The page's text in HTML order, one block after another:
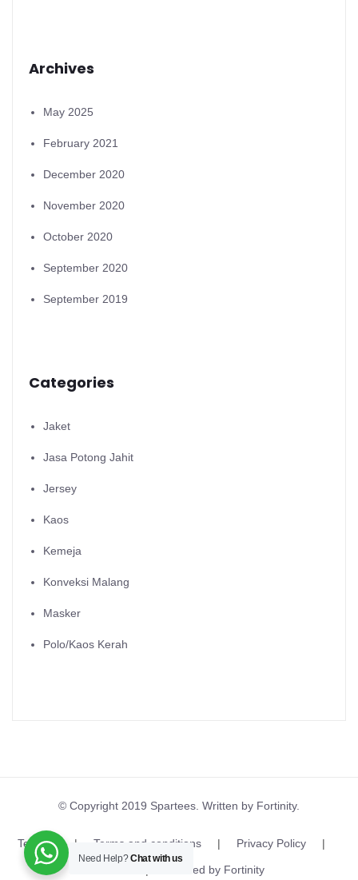
Archives
May 2025
February 2021
December 2020
November 2020
October 2020
September 2020
September 2019
Categories
Jaket
Jasa Potong Jahit
Jersey
Kaos
Kemeja
Konveksi Malang
Masker
Polo/Kaos Kerah
© Copyright 2019 Spartees. Written by Fortinity.
Tentang Terms and conditions Privacy Policy
Created by Fortinity
Need Help?Chat with us